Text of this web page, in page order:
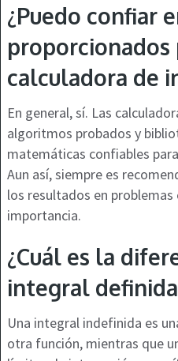
¿Puedo confiar
proporcionados
calculadora de
En general, sí. Las
algoritmos probados y
matemáticas confiables
Aun así, siempre es
los resultados en
importancia.
¿Cuál es la
integral
Una integral indefinida es
otra función, mientras que